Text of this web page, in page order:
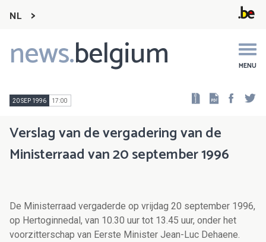
NL
news.belgium MENU
Main
navigation
20 SEP 1996 17:00
Verslag van de vergadering van de
Ministerraad van 20 september 1996
De Ministerraad vergaderde op vrijdag 20 september 1996,
op Hertoginnedal, van 10.30 uur tot 13.45 uur, onder het
voorzitterschap van Eerste Minister Jean-Luc Dehaene.